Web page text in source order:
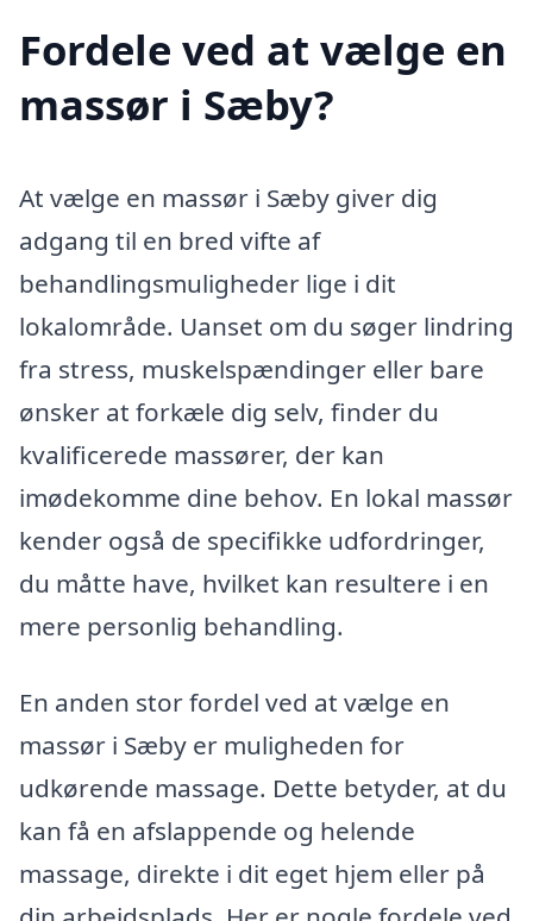
Fordele ved at vælge en
massør i Sæby?
At vælge en massør i Sæby giver dig
adgang til en bred vifte af
behandlingsmuligheder lige i dit
lokalområde. Uanset om du søger lindring
fra stress, muskelspændinger eller bare
ønsker at forkæle dig selv, finder du
kvalificerede massører, der kan
imødekomme dine behov. En lokal massør
kender også de specifikke udfordringer,
du måtte have, hvilket kan resultere i en
mere personlig behandling.
En anden stor fordel ved at vælge en
massør i Sæby er muligheden for
udkørende massage. Dette betyder, at du
kan få en afslappende og helende
massage, direkte i dit eget hjem eller på